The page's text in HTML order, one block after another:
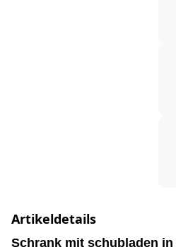
Artikeldetails
Schrank mit schubladen in